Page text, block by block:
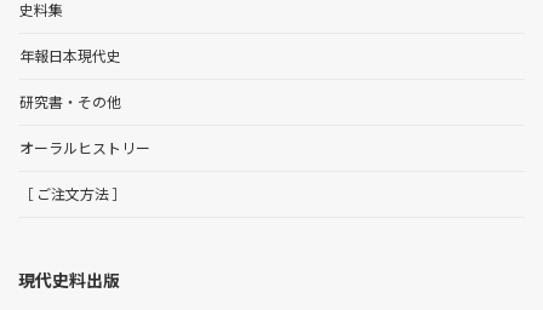
史料集
年報日本現代史
研究書・その他
オーラルヒストリー
［ ご注文方法 ］
現代史料出版